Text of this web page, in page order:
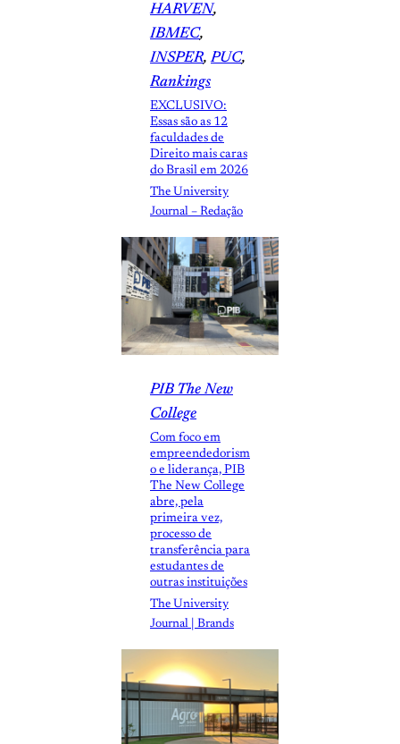
HARVEN
IBMEC
INSPER, PUC
Rankings
EXCLUSIVO:
Essas são as 12
faculdades de
Direito mais caras
do Brasil em 2026
The University
Journal – Redação
PIB The New
College
Com foco em
empreendedorism
o e liderança, PIB
The New College
abre, pela
primeira vez,
processo de
transferência para
estudantes de
outras instituições
The University
Journal | Brands